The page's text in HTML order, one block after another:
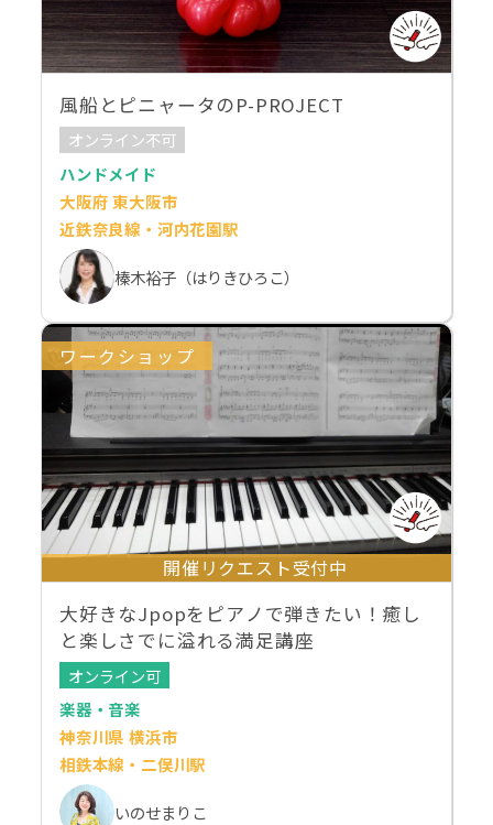
風船とピニャータのP-PROJECT
オンライン不可
ハンドメイド
大阪府 東大阪市
近鉄奈良線・河内花園駅
榛木裕子（はりきひろこ）
ワークショップ
開催リクエスト受付中
大好きなJpopをピアノで弾きたい！癒し
と楽しさでに溢れる満足講座
オンライン可
楽器・音楽
神奈川県 横浜市
相鉄本線・二俣川駅
いのせまりこ